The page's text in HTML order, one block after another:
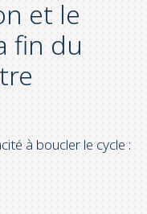
et le
fin du
à boucler le cycle :